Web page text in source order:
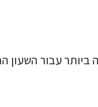
ביותר עבור